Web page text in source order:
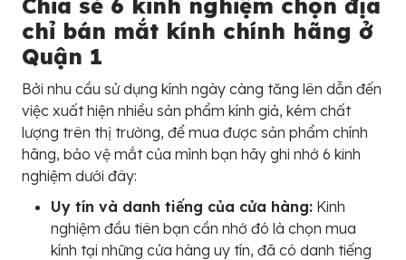
chỉ bán mắt kính chính hãng ở
Quận 1
Bởi nhu cầu sử dụng kính ngày càng tăng lên dẫn đến
việc xuất hiện nhiều sản phẩm kính giả, kém chất
lượng trên thị trường, để mua được sản phẩm chính
hãng, bảo vệ mắt của mình bạn hãy ghi nhớ 6 kinh
nghiệm dưới đây:
Uy tín và danh tiếng của cửa hàng: Kinh
nghiệm đầu tiên bạn cần nhớ đó là chọn mua
kính tại những cửa hàng uy tín, đã có danh tiếng